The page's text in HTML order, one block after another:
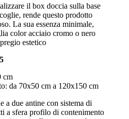
il box doccia sulla base
rende questo prodotto
La sua essenza minimale,
color acciaio cromo o nero
estetico
cm
da 70x50 cm a 120x150 cm
a due antine con sistema di
a sfera profilo di contenimento